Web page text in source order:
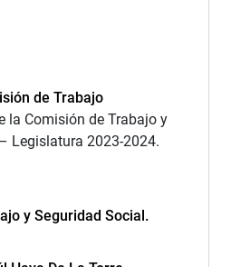
de Trabajo
la Comisión de Trabajo y
Legislatura 2023-2024.
y Seguridad Social.